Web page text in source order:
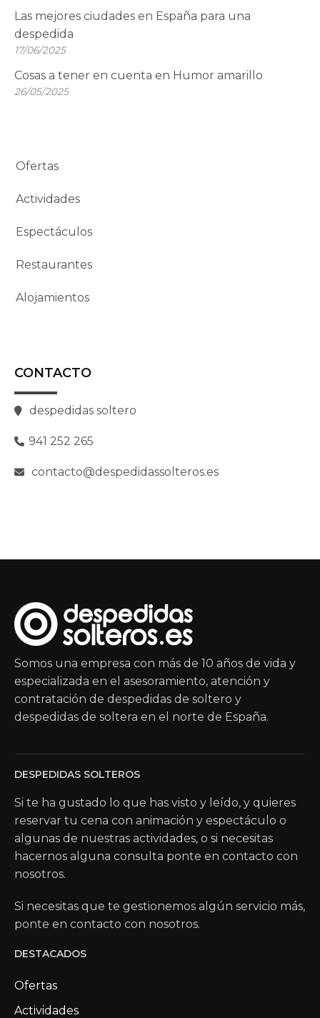
Las mejores ciudades en España para una
despedida
17/06/2025
Cosas a tener en cuenta en Humor amarillo
26/05/2025
Ofertas
Actividades
Espectáculos
Restaurantes
Alojamientos
CONTACTO
despedidas soltero
941 252 265
contacto@despedidassolteros.es
Somos una empresa con más de 10 años de vida y
especializada en el asesoramiento, atención y
contratación de despedidas de soltero y
despedidas de soltera en el norte de España.
DESPEDIDAS SOLTEROS
Si te ha gustado lo que has visto y leído, y quieres
reservar tu cena con animación y espectáculo o
algunas de nuestras actividades, o si necesitas
hacernos alguna consulta ponte en contacto con
nosotros.
Si necesitas que te gestionemos algún servicio más,
ponte en contacto con nosotros.
DESTACADOS
Ofertas
Actividades